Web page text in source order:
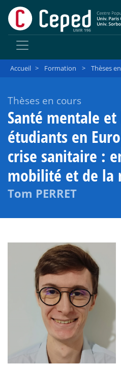
Accueil > Formation > Thèses
Thèses en cours
Santé mentale
étudiants en
crise sanitaire :
mobilité et de la
Tom PERRET